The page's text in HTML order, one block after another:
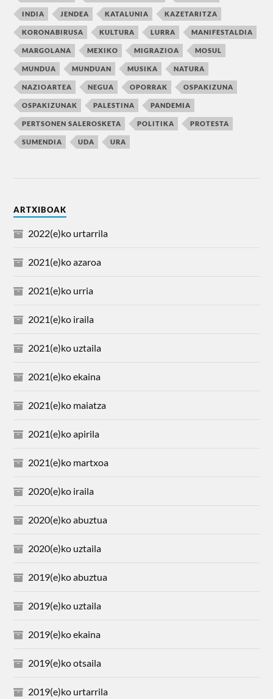
INDIA JENDEA KATALUNIA KAZETARITZA
KORONABIRUSA KULTURA LURRA MANIFESTALDIA
MARGOLANA MEXIKO MIGRAZIOA MOSUL
MUNDUA MUNDUAN MUSIKA NATURA
NAZIOARTEA NEGUA OPORRAK OSPAKIZUNA
OSPAKIZUNAK PALESTINA PANDEMIA
PERTSONEN SALEROSKETA POLITIKA PROTESTA
SUMENDIA UDA URA
ARTXIBOAK
2022(e)ko urtarrila
2021(e)ko azaroa
2021(e)ko urria
2021(e)ko iraila
2021(e)ko uztaila
2021(e)ko ekaina
2021(e)ko maiatza
2021(e)ko apirila
2021(e)ko martxoa
2020(e)ko iraila
2020(e)ko abuztua
2020(e)ko uztaila
2019(e)ko abuztua
2019(e)ko uztaila
2019(e)ko ekaina
2019(e)ko otsaila
2019(e)ko urtarrila